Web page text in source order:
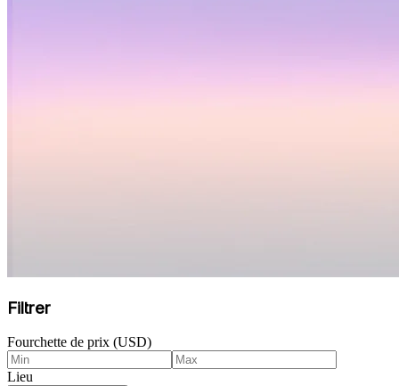
Filtrer
Fourchette de prix (USD)
Lieu